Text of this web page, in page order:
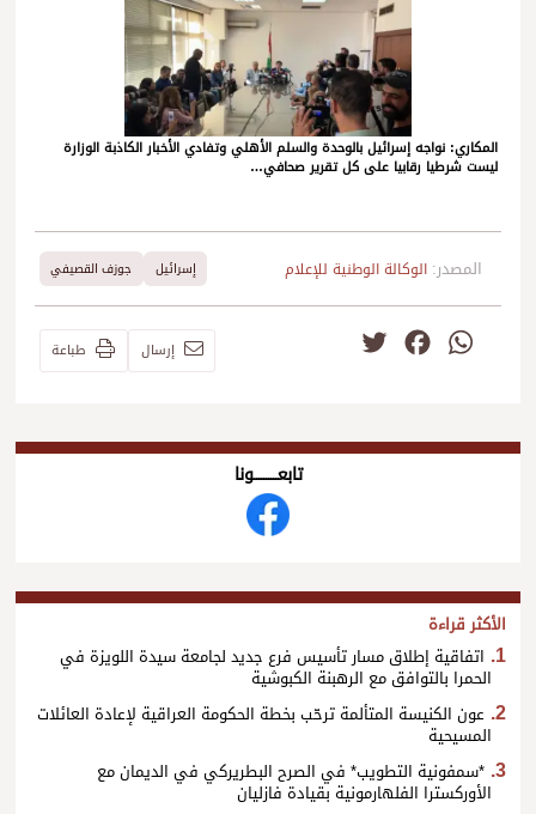
المكاري: نواجه إسرائيل بالوحدة والسلم الأهلي وتفادي الأخبار الكاذبة الوزارة
ليست شرطيا رقابيا على كل تقرير صحافي…
المصدر: الوكالة الوطنية للإعلام إسرائيل جوزف القصيفي
WhatsApp
Facebook إرسال طباعة
تابعــــــــــونا
الأكثر قراءة
اتفاقية إطلاق مسار تأسيس فرع جديد لجامعة سيدة اللويزة في
الحمرا بالتوافق مع الرهبنة الكبوشية
عون الكنيسة المتألمة ترحّب بخطة الحكومة العراقية لإعادة العائلات
المسيحية
*سمفونية التطويب* في الصرح البطريركي في الديمان مع
الأوركسترا الفلهارمونية بقيادة فازليان